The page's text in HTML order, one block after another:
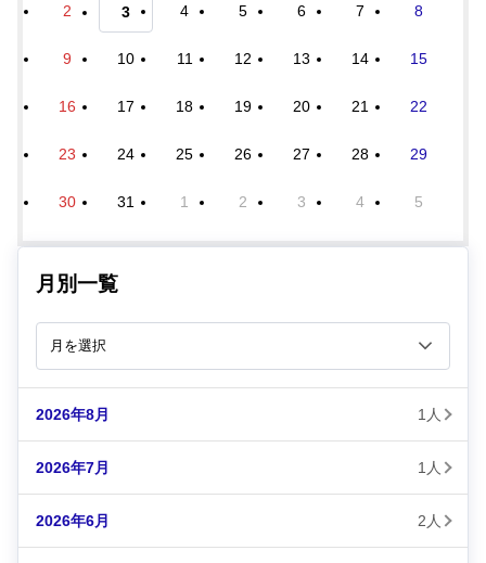
2 3 4 5 6 7 8
9 10 11 12 13 14 15
16 17 18 19 20 21 22
23 24 25 26 27 28 29
30 31 1 2 3 4 5
月別一覧
2026年8月 1人
2026年7月 1人
2026年6月 2人